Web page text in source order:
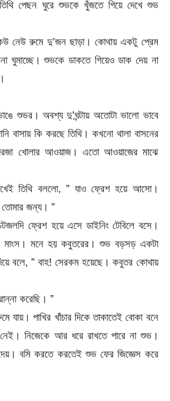
পেছন ঘুরে শুভকে খুঁজতে গিয়ে দেখে শুভ
নেউ রুমে দু’জন ছাড়া। কোথায় একটু প্রেম
ঘুমাচ্ছে। শুভকে ডাকতে গিয়েও ডাক দেয় না
শুভর। অবশ্য দু’ঘন্টায় অতোটা ভালো ভাবে
বাসায় কি করছে তিথি। কখনো থালা বাসনের
খোলার আওয়াজ। এতো আওয়াজের মাঝে
তিথি বললো, ” যাও ফ্রেশ হয়ে আসো।
তোমার জন্য। ”
ফ্রেশ হয়ে এসে ডাইনিং টেবিলে বসে।
মাংস। মনে হয় কবুতরের। শুভ বড়সড় একটা
বলে, ” বাহ! সেরকম হয়েছে। কবুতর কোথায়
করেছি। ”
পাখির খাঁচার দিকে তাকাতেই বোকা বনে
নিজেকে আর ধরে রাখতে পারে না শুভ।
বমি করতে করতেই শুভ ফের জিজ্ঞেস করে